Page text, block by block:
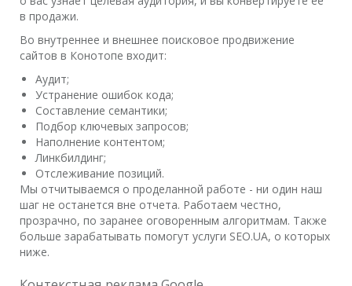
в продажи.
Во внутреннее и внешнее поисковое продвижение
сайтов в Конотопе входит:
Аудит;
Устранение ошибок кода;
Составление семантики;
Подбор ключевых запросов;
Наполнение контентом;
Линкбилдинг;
Отслеживание позиций.
Мы отчитываемся о проделанной работе - ни один наш
шаг не останется вне отчета. Работаем честно,
прозрачно, по заранее оговоренным алгоритмам. Также
больше зарабатывать помогут услуги SEO.UA, о которых
ниже.